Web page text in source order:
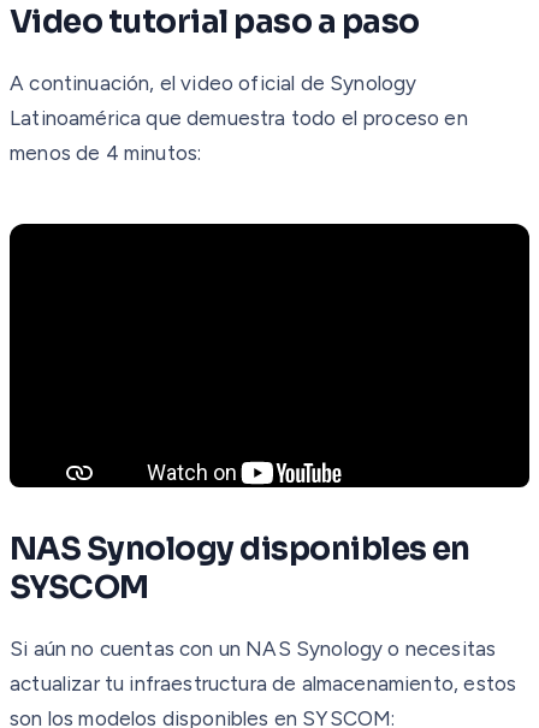
Video tutorial paso a paso
A continuación, el video oficial de Synology
Latinoamérica que demuestra todo el proceso en
menos de 4 minutos:
NAS Synology disponibles en
SYSCOM
Si aún no cuentas con un NAS Synology o necesitas
actualizar tu infraestructura de almacenamiento, estos
son los modelos disponibles en SYSCOM: